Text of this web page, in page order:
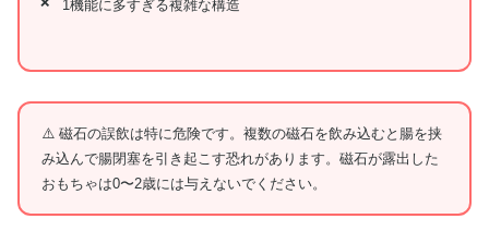
1機能に多すぎる複雑な構造
磁石の誤飲は特に危険です。複数の磁石を飲み込むと腸を挟
み込んで腸閉塞を引き起こす恐れがあります。磁石が露出した
おもちゃは0〜2歳には与えないでください。